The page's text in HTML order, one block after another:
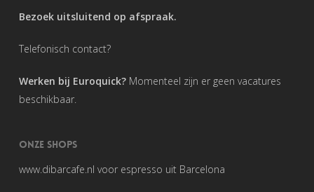
Bezoek uitsluitend op afspraak.
Telefonisch contact?
Werken bij Euroquick? Momenteel zijn er geen vacatures
beschikbaar.
ONZE SHOPS
www.dibarcafe.nl voor espresso uit Barcelona